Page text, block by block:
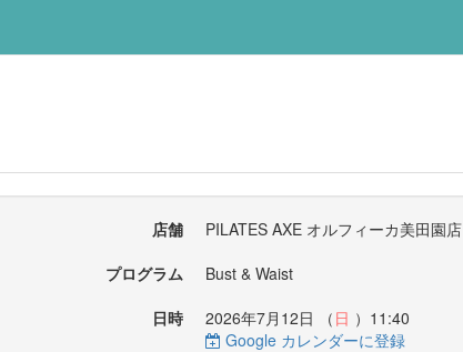
店舗
PILATES AXE オルフィーカ美田園店
プログラム
Bust & Waist
日時
2026年7月12日 （ 日 ）11:40
Google カレンダーに登録